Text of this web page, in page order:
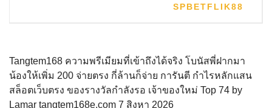
SPBETFLIK88
Tangtem168 ความพรีเมียมที่เข้าถึงได้จริง โบนัสพี่ฝากมา
น้องให้เพิ่ม 200 จ่ายตรง กี่ล้านก็จ่าย การันตี กำไรหลักแสน
สล็อตเว็บตรง ของรางวัลกำลังรอ เจ้าของใหม่ Top 74 by
Lamar tangtem168e.com 7 สิงหา 2026